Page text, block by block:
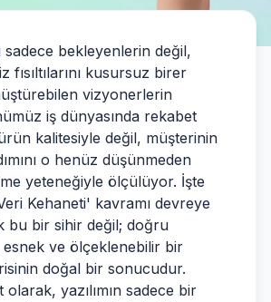
bekleyenlerin değil,
fısıltılarını kusursuz birer
vizyonerlerin
iş dünyasında rekabet
kalitesiyle değil, müşterinin
o henüz düşünmeden
yeteneğiyle ölçülüyor. İşte
Kehaneti' kavramı devreye
bu bir sihir değil; doğru
esnek ve ölçeklenebilir bir
doğal bir sonucudur.
yazılımın sadece bir